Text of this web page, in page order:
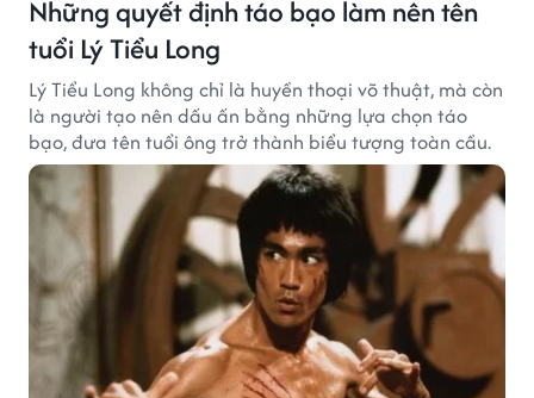
Những quyết định táo bạo làm nên tên
tuổi Lý Tiểu Long
Lý Tiểu Long không chỉ là huyền thoại võ thuật, mà còn
là người tạo nên dấu ấn bằng những lựa chọn táo
bạo, đưa tên tuổi ông trở thành biểu tượng toàn cầu.